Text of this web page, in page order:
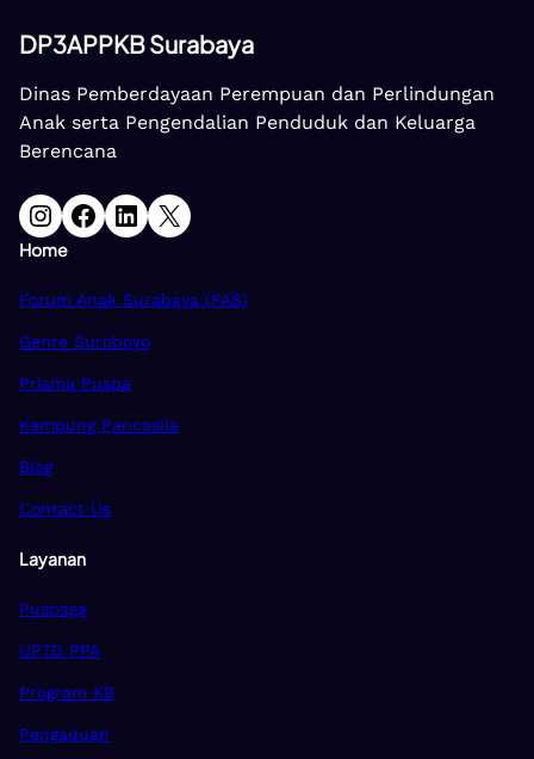
DP3APPKB Surabaya
Dinas Pemberdayaan Perempuan dan Perlindungan
Anak serta Pengendalian Penduduk dan Keluarga
Berencana
Instagram Facebook LinkedIn X
Home
Forum Anak Surabaya (FAS)
Genre Suroboyo
Prisma Puspa
Kampung Pancasila
Blog
Contact Us
Layanan
Puspaga
UPTD PPA
Program KB
Pengaduan